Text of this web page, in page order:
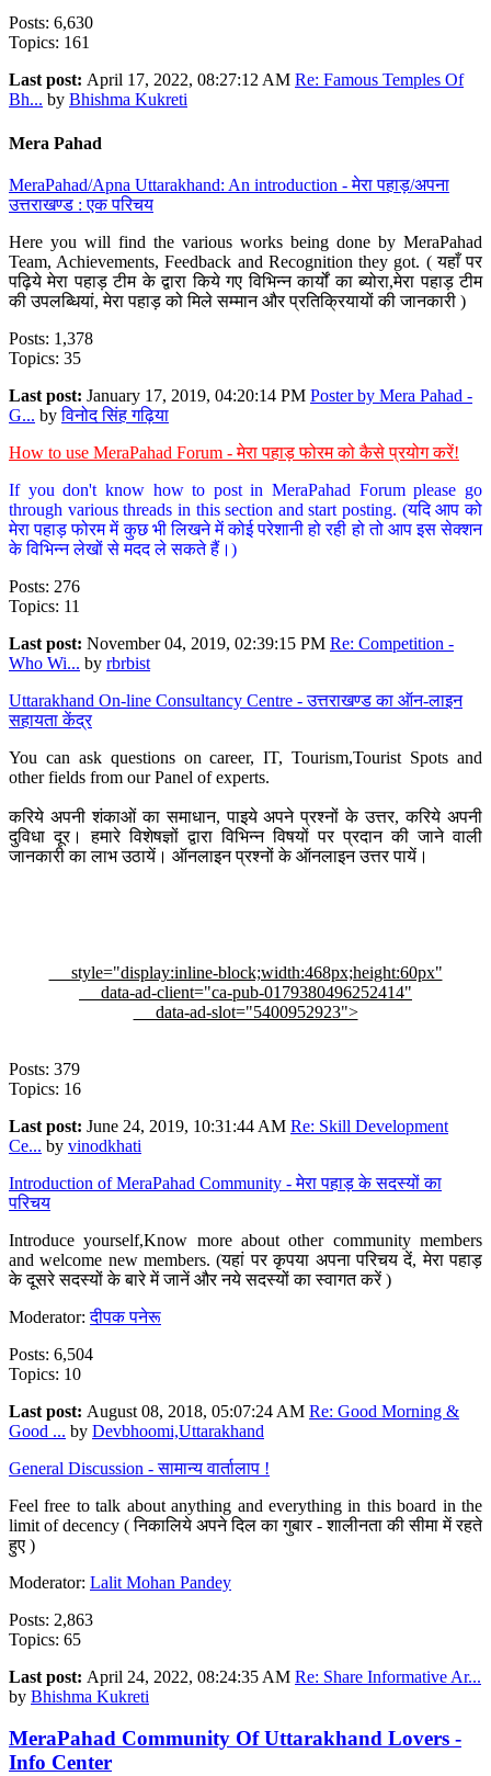
Posts: 6,630
Topics: 161
Last post: April 17, 2022, 08:27:12 AM Re: Famous Temples Of
Bh... by Bhishma Kukreti
Mera Pahad
MeraPahad/Apna Uttarakhand: An introduction - मेरा पहाड़/अपना
उत्तराखण्ड : एक परिचय
Here you will find the various works being done by MeraPahad
Team, Achievements, Feedback and Recognition they got. ( यहाँ पर
पढ़िये मेरा पहाड़ टीम के द्वारा किये गए विभिन्न कार्यों का ब्योरा,मेरा पहाड़ टीम
की उपलब्धियां, मेरा पहाड़ को मिले सम्मान और प्रतिक्रियायों की जानकारी )
Posts: 1,378
Topics: 35
Last post: January 17, 2019, 04:20:14 PM Poster by Mera Pahad -
G... byविनोद सिंह गढ़िया
How to use MeraPahad Forum - मेरा पहाड़ फोरम को कैसे प्रयोग करें!
If you don't know how to post in MeraPahad Forum please go
through various threads in this section and start posting. (यदि आप को
मेरा पहाड़ फोरम में कुछ भी लिखने में कोई परेशानी हो रही हो तो आप इस सेक्शन
के विभिन्न लेखों से मदद ले सकते हैं।)
Posts: 276
Topics: 11
Last post: November 04, 2019, 02:39:15 PM Re: Competition -
Who Wi... by rbrbist
Uttarakhand On-line Consultancy Centre - उत्तराखण्ड का ऑन-लाइन
सहायता केंद्र
You can ask questions on career, IT, Tourism,Tourist Spots and
other fields from our Panel of experts.
करिये अपनी शंकाओं का समाधान, पाइये अपने प्रश्नों के उत्तर, करिये अपनी
दुविधा दूर। हमारे विशेषज्ञों द्वारा विभिन्न विषयों पर प्रदान की जाने वाली
जानकारी का लाभ उठायें। ऑनलाइन प्रश्नों के ऑनलाइन उत्तर पायें।
style="display:inline-block;width:468px;height:60px"
data-ad-client="ca-pub-0179380496252414"
data-ad-slot="5400952923">
Posts: 379
Topics: 16
Last post: June 24, 2019, 10:31:44 AM Re: Skill Development
Ce... by vinodkhati
Introduction of MeraPahad Community - मेरा पहाड़ के सदस्यों का
परिचय
Introduce yourself,Know more about other community members
and welcome new members. (यहां पर कृपया अपना परिचय दें, मेरा पहाड़
के दूसरे सदस्यों के बारे में जानें और नये सदस्यों का स्वागत करें )
Moderator:दीपक पनेरू
Posts: 6,504
Topics: 10
Last post: August 08, 2018, 05:07:24 AM Re: Good Morning &
Good ... by Devbhoomi,Uttarakhand
General Discussion - सामान्य वार्तालाप !
Feel free to talk about anything and everything in this board in the
limit of decency ( निकालिये अपने दिल का गुबार - शालीनता की सीमा में रहते
हुए )
Moderator: Lalit Mohan Pandey
Posts: 2,863
Topics: 65
Last post: April 24, 2022, 08:24:35 AM Re: Share Informative Ar...
by Bhishma Kukreti
MeraPahad Community Of Uttarakhand Lovers -
Info Center